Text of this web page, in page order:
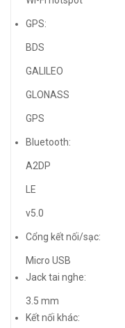
GPS:
BDS
GALILEO
GLONASS
GPS
Bluetooth:
A2DP
LE
v5.0
Cổng kết nối/sạc:
Micro USB
Jack tai nghe:
3.5 mm
Kết nối khác: